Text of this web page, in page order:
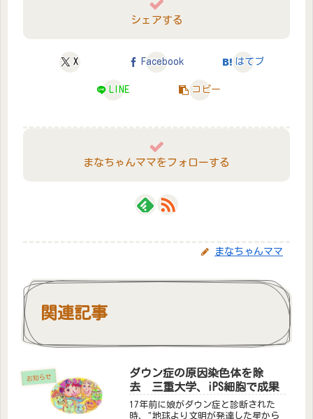
シェアする
X Facebook はてブ
LINE コピー
まなちゃんママをフォローする
まなちゃんママ
関連記事
お知らせ
ダウン症の原因染色体を除
去 三重大学、iPS細胞で成果
17年前に娘がダウン症と診断された
時、"地球より文明が発達した星から